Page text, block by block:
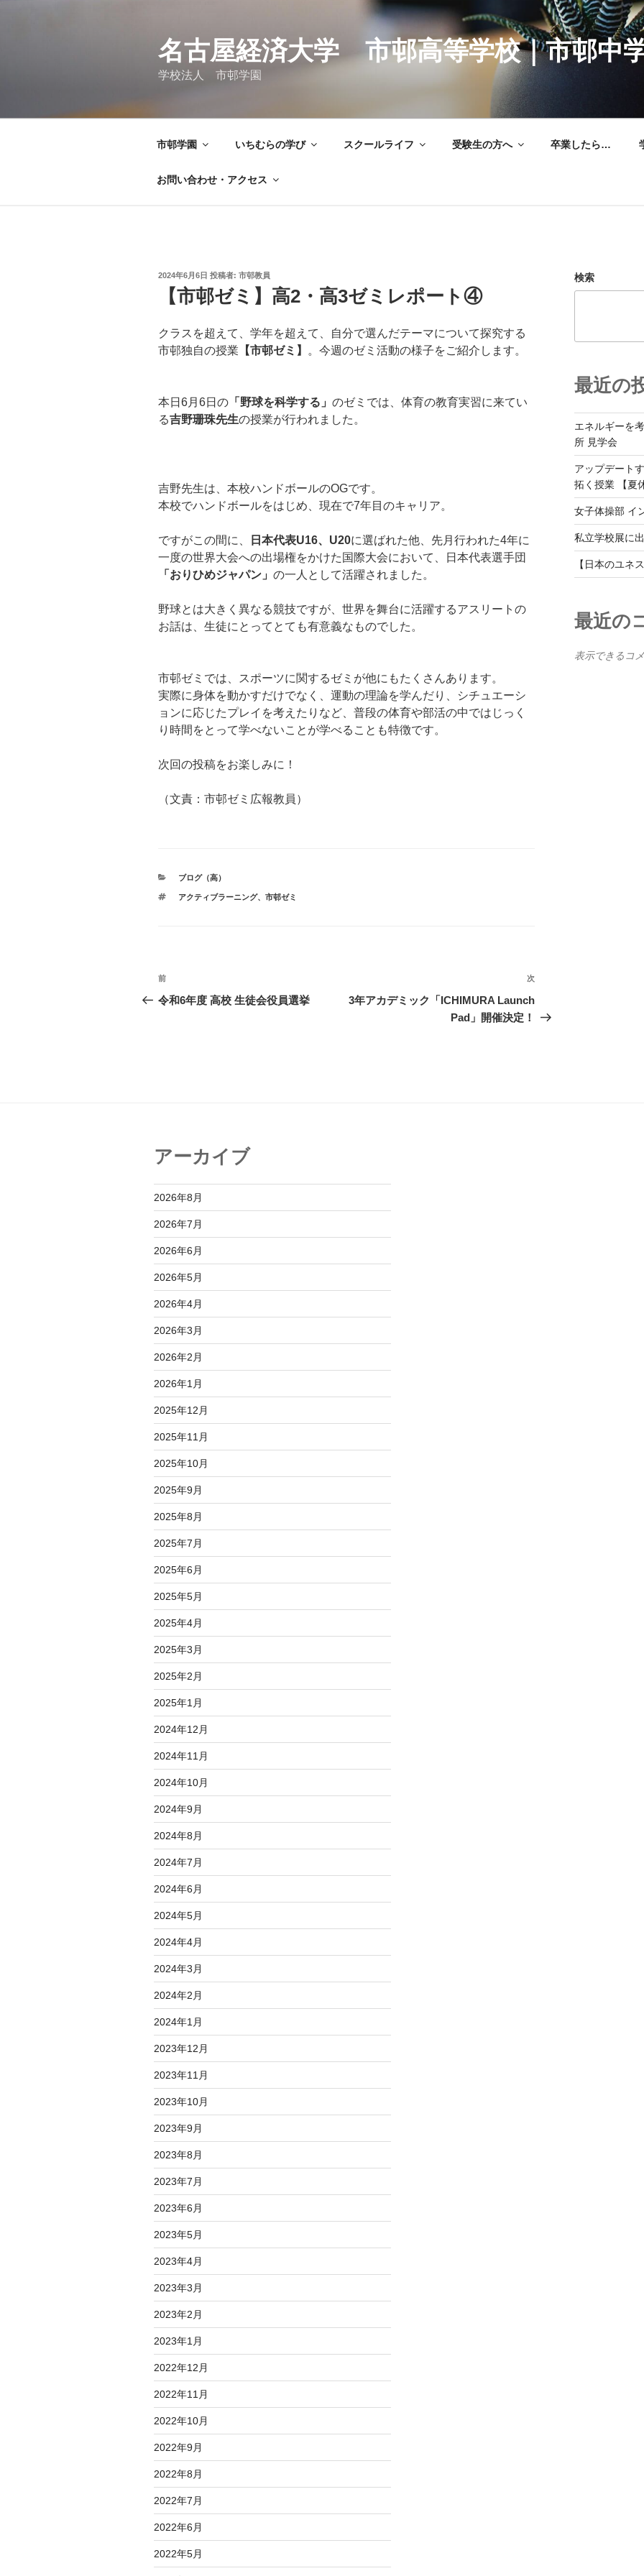
名古屋経済大学 市邨高等学校｜市邨中
学校法人 市邨学園
市邨学園 いちむらの学び スクールライフ 受験生の方へ 卒業したら…
お問い合わせ・アクセス
投
2024年6月6日 投稿者: 市邨教員
【市邨ゼミ】高2・高3ゼミレポート④
クラスを超えて、学年を超えて、自分で選んだテーマについて探究する
市邨独自の授業 【市邨ゼミ】 。今週のゼミ活動の様子をご紹介します。
本日6月6日の 「野球を科学する」 のゼミでは、体育の教育実習に来てい
る吉野珊珠先生の授業が行われました。
吉野先生は、本校ハンドボールのOGです。
本校でハンドボールをはじめ、現在で7年目のキャリア。
ですがこの間に、 日本代表U16、U20に選ばれた他、先月行われた4年に
一度の世界大会への出場権をかけた国際大会において、日本代表選手団
「おりひめジャパン」 の一人として活躍されました。
野球とは大きく異なる競技ですが、世界を舞台に活躍するアスリートの
お話は、生徒にとってとても有意義なものでした。
市邨ゼミでは、スポーツに関するゼミが他にもたくさんあります。
実際に身体を動かすだけでなく、運動の理論を学んだり、シチュエーシ
ョンに応じたプレイを考えたりなど、普段の体育や部活の中ではじっく
り時間をとって学べないことが学べることも特徴です。
次回の投稿をお楽しみに！
（文責：市邨ゼミ広報教員）
カ
ゴ
ブログ（高）
タ
アクティブラーニング、 市邨ゼミ
投
稿
ョ
ン
前
の
前
令和6年度 高校 生徒会役員選挙
次
の
投
次
3年アカデミック「ICHIMURA Launch
Pad」開催決定！
検索
最近の
エネルギーを
所 見学会
アップデート
拓く授業 【夏
女子体操部 イ
私立学校展に
【日本のユネ
最近の
表示できるコ
アーカイブ
2026年8月
2026年7月
2026年6月
2026年5月
2026年4月
2026年3月
2026年2月
2026年1月
2025年12月
2025年11月
2025年10月
2025年9月
2025年8月
2025年7月
2025年6月
2025年5月
2025年4月
2025年3月
2025年2月
2025年1月
2024年12月
2024年11月
2024年10月
2024年9月
2024年8月
2024年7月
2024年6月
2024年5月
2024年4月
2024年3月
2024年2月
2024年1月
2023年12月
2023年11月
2023年10月
2023年9月
2023年8月
2023年7月
2023年6月
2023年5月
2023年4月
2023年3月
2023年2月
2023年1月
2022年12月
2022年11月
2022年10月
2022年9月
2022年8月
2022年7月
2022年6月
2022年5月